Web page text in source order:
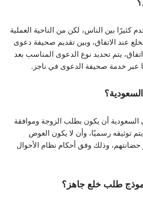
بين الناس، لكن من الناحية العملية
عند الاتفاق، وبين تقديم صحيفة دعوى
يتم تحديد نوع الدعوى المناسب بعد
عبر خدمة صحيفة الدعوى في ناجز.
أن يكون بطلب الزوجة وموافقة
توثيقه رسميًا، وأن لا يكون العوض
حضانتهم، وذلك وفق أحكام نظام الأحوال
طلب خلع جاهز؟